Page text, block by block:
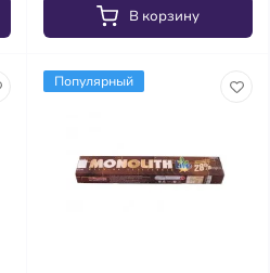
В корзину
Популярный